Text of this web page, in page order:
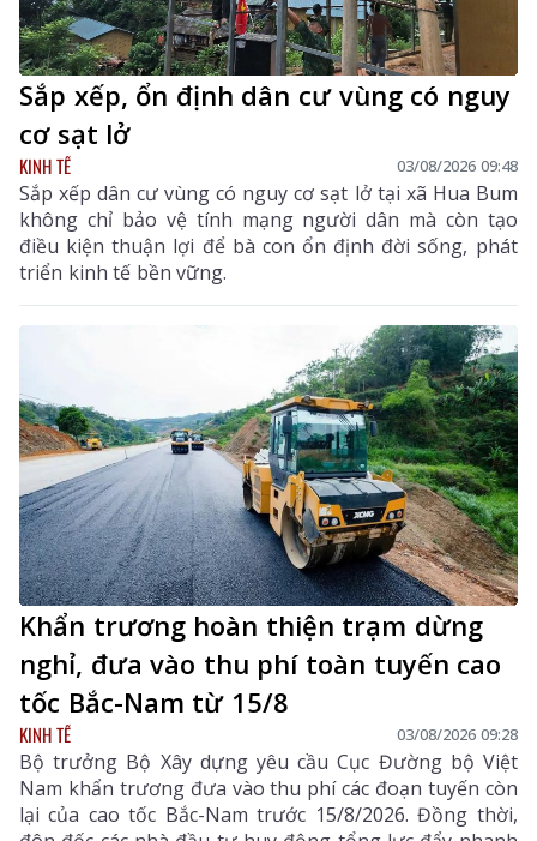
Sắp xếp, ổn định dân cư vùng có nguy
cơ sạt lở
KINH TẾ 03/08/2026 09:48
Sắp xếp dân cư vùng có nguy cơ sạt lở tại xã Hua Bum
không chỉ bảo vệ tính mạng người dân mà còn tạo
điều kiện thuận lợi để bà con ổn định đời sống, phát
triển kinh tế bền vững.
Khẩn trương hoàn thiện trạm dừng
nghỉ, đưa vào thu phí toàn tuyến cao
tốc Bắc-Nam từ 15/8
KINH TẾ 03/08/2026 09:28
Bộ trưởng Bộ Xây dựng yêu cầu Cục Đường bộ Việt
Nam khẩn trương đưa vào thu phí các đoạn tuyến còn
lại của cao tốc Bắc-Nam trước 15/8/2026. Đồng thời,